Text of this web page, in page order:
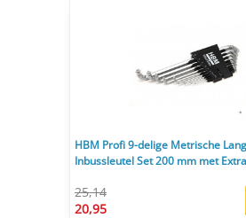
HBM Profi 9-delige Metrische
Inbussleutel Set 200 mm met
25,14
20,95